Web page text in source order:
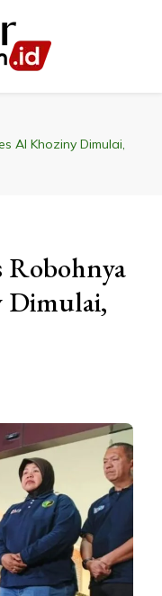
Al Khoziny Dimulai,
Robohnya
Dimulai,